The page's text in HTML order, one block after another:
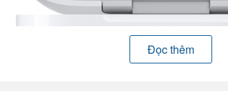
Đọc thêm